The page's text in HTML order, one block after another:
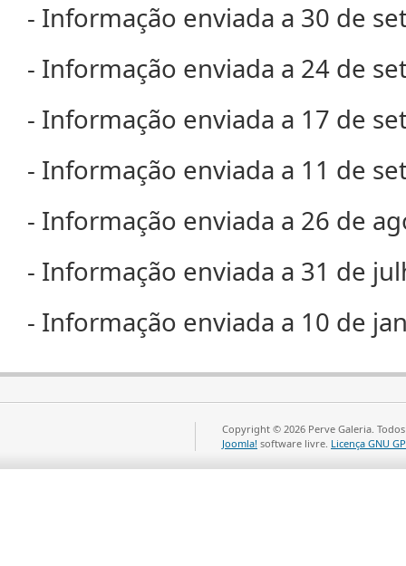
- Informação enviada a 30 de
- Informação enviada a 24 de
- Informação enviada a 17 de
- Informação enviada a 11 de
- Informação enviada a 26 de
- Informação enviada a 31 de
- Informação enviada a 10 de
Copyright © 2026 Perve Galeria.
Joomla! software livre. Licença GNU